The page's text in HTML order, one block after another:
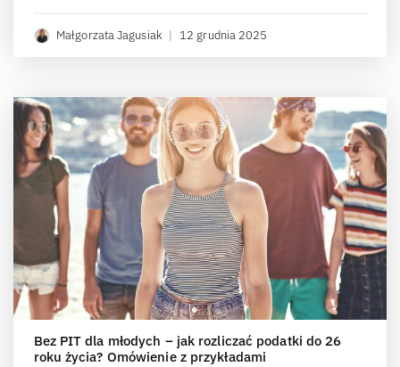
Małgorzata Jagusiak | 12 grudnia 2025
Bez PIT dla młodych – jak rozliczać podatki do 26
roku życia? Omówienie z przykładami